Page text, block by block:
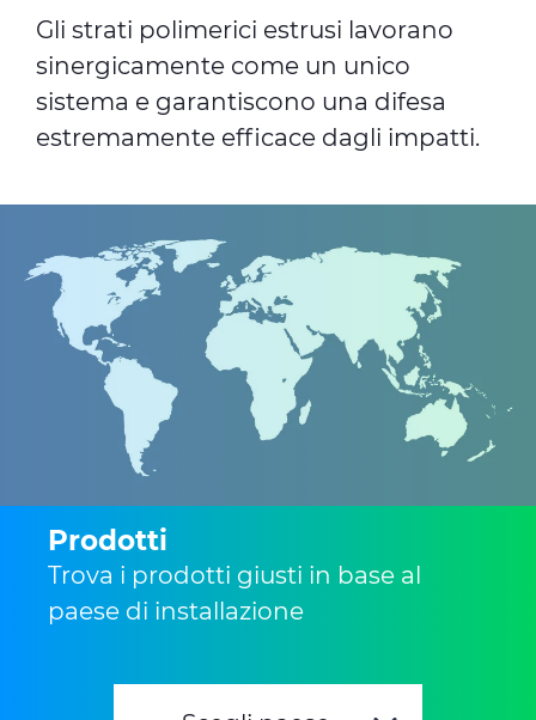
Gli strati polimerici estrusi lavorano
sinergicamente come un unico
sistema e garantiscono una difesa
estremamente efficace dagli impatti.
Prodotti
Trova i prodotti giusti in base al
paese di installazione